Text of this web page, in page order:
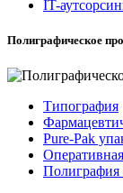
IT-
Полиграфическое
Типография
Pure-Pak
Полиграфия